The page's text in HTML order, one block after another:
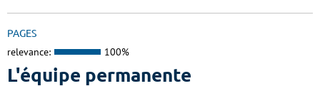
PAGES
relevance: 100%
L'équipe permanente